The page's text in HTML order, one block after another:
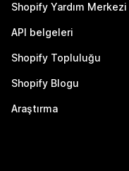
Shopify Yardım Merkezi
API belgeleri
Shopify Topluluğu
Shopify Blogu
Araştırma